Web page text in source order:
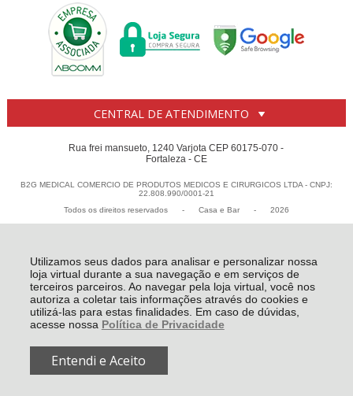
Utilizamos seus dados para analisar e personalizar nossa
loja virtual durante a sua navegação e em serviços de
terceiros parceiros. Ao navegar pela loja virtual, você nos
autoriza a coletar tais informações através do cookies e
utilizá-las para estas finalidades. Em caso de dúvidas,
acesse nossa Política de Privacidade
Entendi e Aceito
CENTRAL DE ATENDIMENTO
Rua frei mansueto, 1240 Varjota CEP 60175-070 -
Fortaleza - CE
B2G MEDICAL COMERCIO DE PRODUTOS MEDICOS E CIRURGICOS LTDA - CNPJ:
22.808.990/0001-21
Todos os direitos reservados
- Casa e Bar - 2026